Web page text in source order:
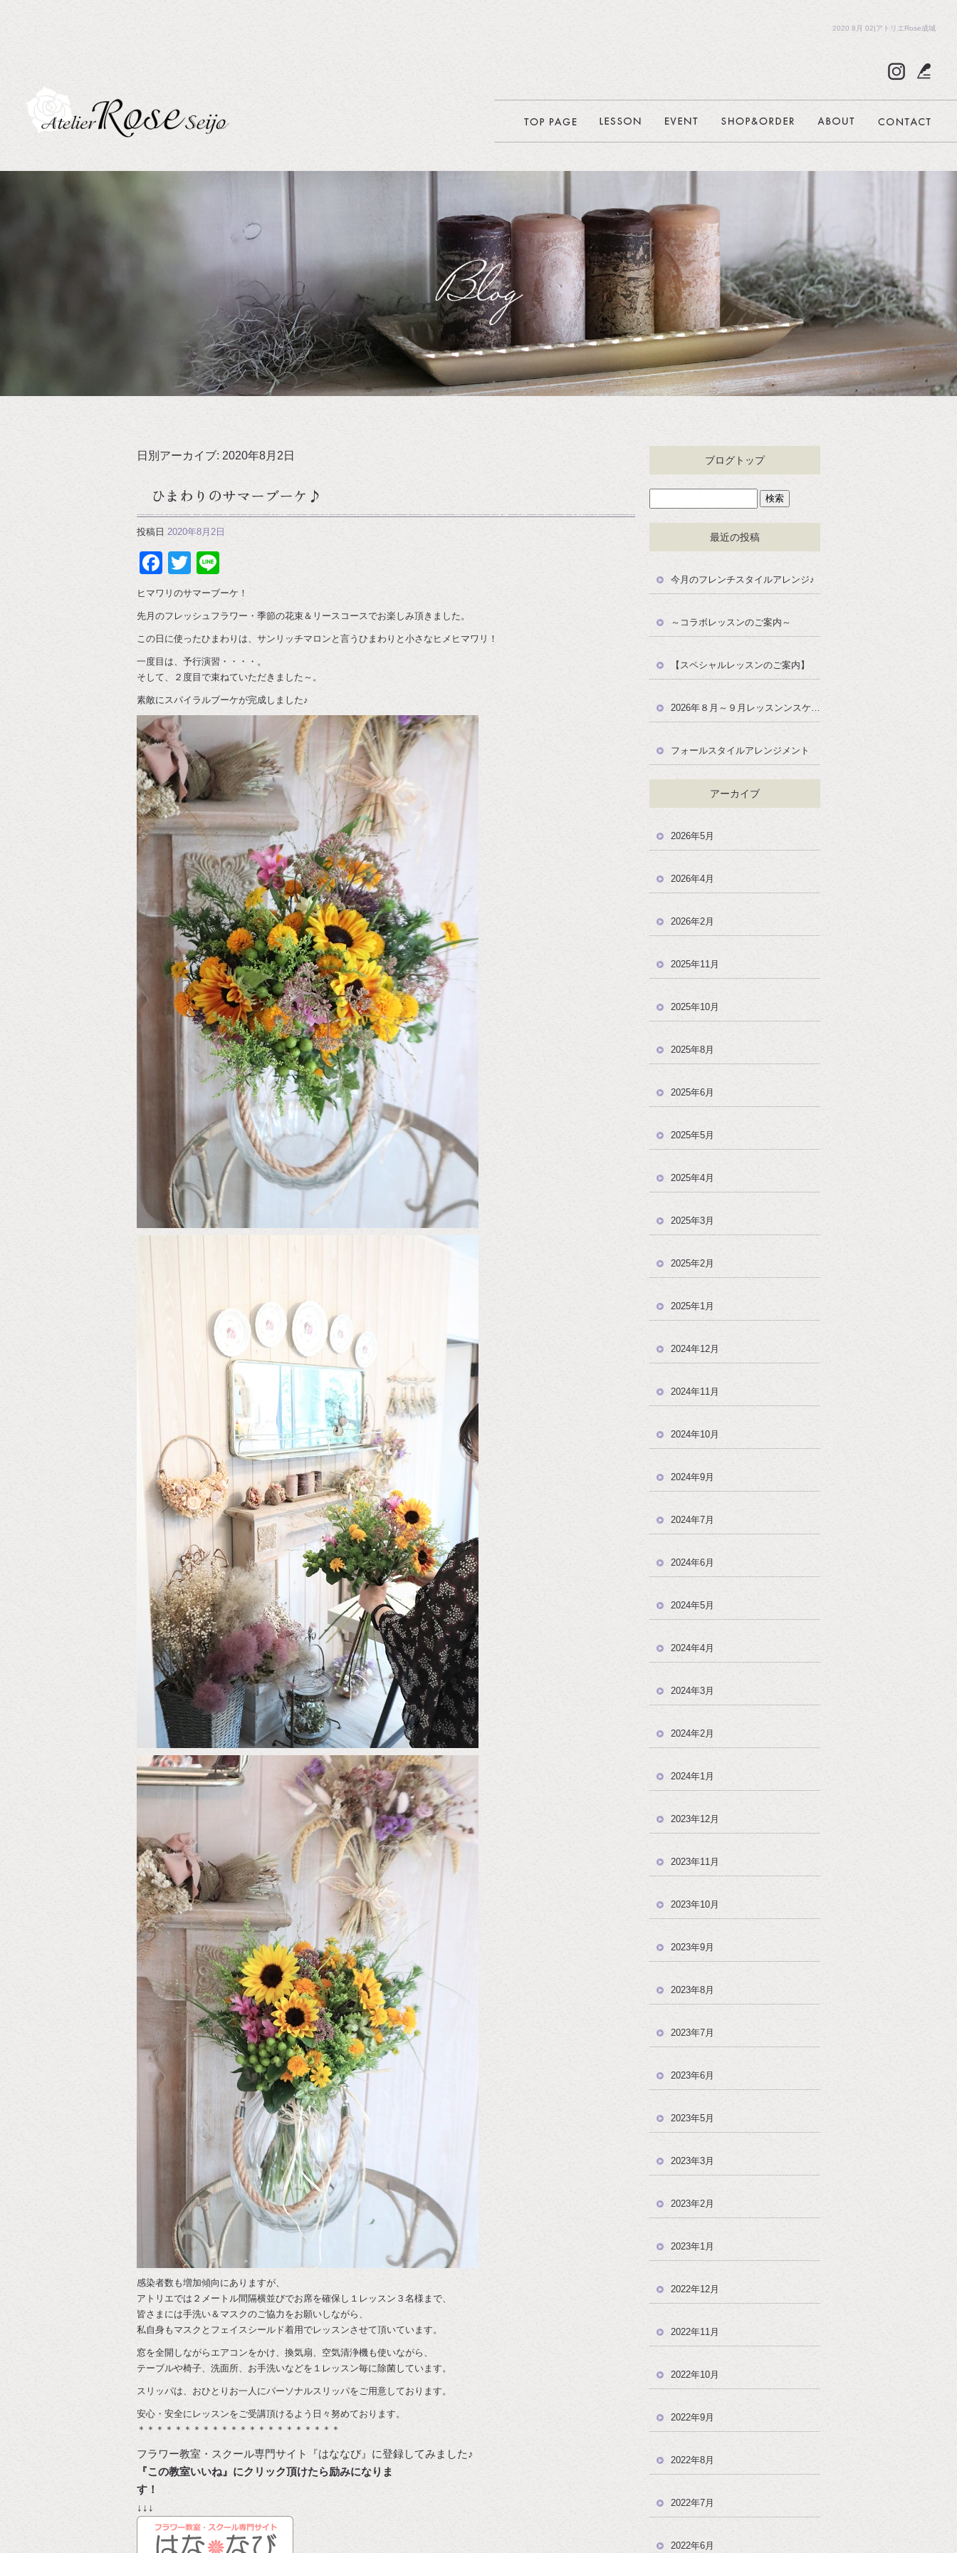
2020 8月 02|アトリエRose成城
日別アーカイブ: 2020年8月2日
ひまわりのサマーブーケ♪
投稿日 2020年8月2日
Facebook
Twitter
ヒマワリのサマーブーケ！
先月のフレッシュフラワー・季節の花束＆リースコースでお楽しみ頂きました。
この日に使ったひまわりは、サンリッチマロンと言うひまわりと小さなヒメヒマワリ！
一度目は、予行演習・・・・。
そして、２度目で束ねていただきました～。
素敵にスパイラルブーケが完成しました♪
感染者数も増加傾向にありますが、
アトリエでは２メートル間隔横並びでお席を確保し１レッスン３名様まで、
皆さまには手洗い＆マスクのご協力をお願いしながら、
私自身もマスクとフェイスシールド着用でレッスンさせて頂いています。
窓を全開しながらエアコンをかけ、換気扇、空気清浄機も使いながら、
テーブルや椅子、洗面所、お手洗いなどを１レッスン毎に除菌しています。
スリッパは、おひとりお一人にパーソナルスリッパをご用意しております。
安心・安全にレッスンをご受講頂けるよう日々努めております。
＊＊＊＊＊＊＊＊＊＊＊＊＊＊＊＊＊＊＊＊＊＊
フラワー教室・スクール専門サイト『はななび』に登録してみました♪
『この教室いいね』にクリック頂けたら励みになりま
す！
↓↓↓
ブログトップ
最近の投稿
今月のフレンチスタイルアレンジ♪
～コラボレッスンのご案内～
【スペシャルレッスンのご案内】
フォールスタイルアレンジメント
アーカイブ
2026年5月
2026年4月
2026年2月
2025年11月
2025年10月
2025年8月
2025年6月
2025年5月
2025年4月
2025年3月
2025年2月
2025年1月
2024年12月
2024年11月
2024年10月
2024年9月
2024年7月
2024年6月
2024年5月
2024年4月
2024年3月
2024年2月
2024年1月
2023年12月
2023年11月
2023年10月
2023年9月
2023年8月
2023年7月
2023年6月
2023年5月
2023年3月
2023年2月
2023年1月
2022年12月
2022年11月
2022年10月
2022年9月
2022年8月
2022年7月
2022年6月